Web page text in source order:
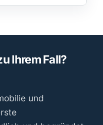
Ihrem Fall?
und